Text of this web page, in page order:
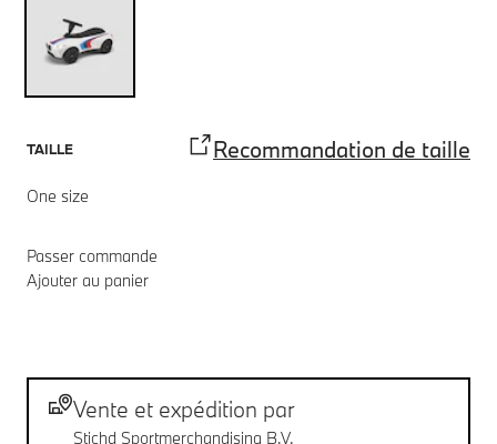
TAILLE Recommandation de taille
One size
Passer commande
Ajouter au panier
Livraison
Vente et expédition par
Stichd Sportmerchandising B.V.